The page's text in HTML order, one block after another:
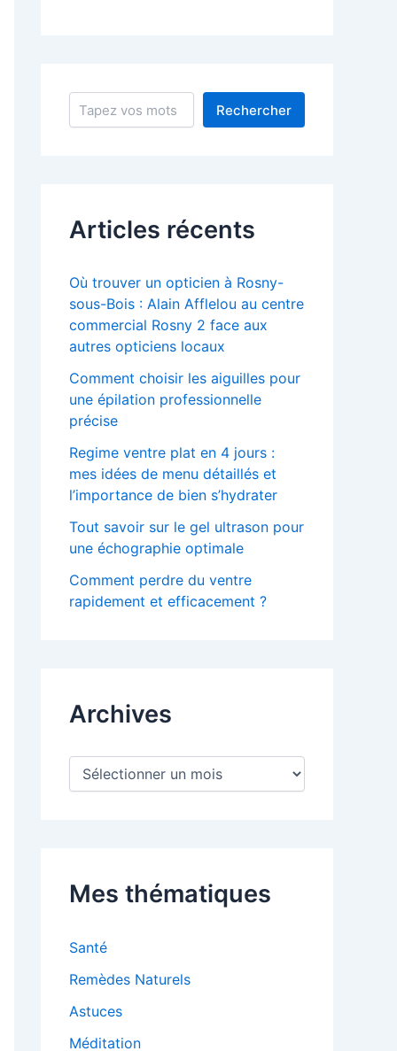
Rechercher
Rechercher
Articles récents
Où trouver un opticien à Rosny-
sous-Bois : Alain Afflelou au centre
commercial Rosny 2 face aux
autres opticiens locaux
Comment choisir les aiguilles pour
une épilation professionnelle
précise
Regime ventre plat en 4 jours :
mes idées de menu détaillés et
l’importance de bien s’hydrater
Tout savoir sur le gel ultrason pour
une échographie optimale
Comment perdre du ventre
rapidement et efficacement ?
Archives
A
s
Mes thématiques
Santé
Remèdes Naturels
Astuces
Méditation